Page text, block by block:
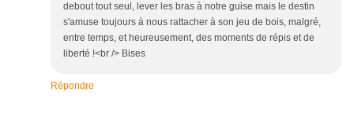
debout tout seul, lever les bras à notre guise mais le destin
s'amuse toujours à nous rattacher à son jeu de bois, malgré,
entre temps, et heureusement, des moments de répis et de
liberté !<br /> Bises
Répondre